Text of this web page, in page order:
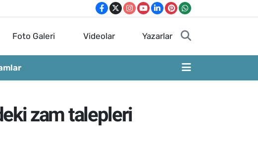
Foto Galeri Videolar Yazarlar
zam talepleri